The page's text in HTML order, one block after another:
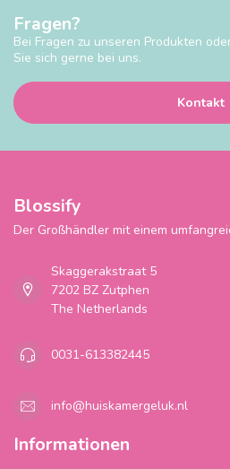
Fragen?
Bei Fragen zu unseren Produkten
Sie sich gerne bei uns.
Kontakt
Blossify
Der Großhändler mit einem
Skaggerakstraat 5
7202 BZ Zutphen
The Netherlands
0031-613382445
info@huiskamergeluk.nl
Informationen